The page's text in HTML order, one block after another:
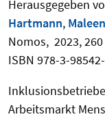
Herausgegeben
Hartmann,
Nomos, 2023,
ISBN 978-3-
Arbeitsmarkt